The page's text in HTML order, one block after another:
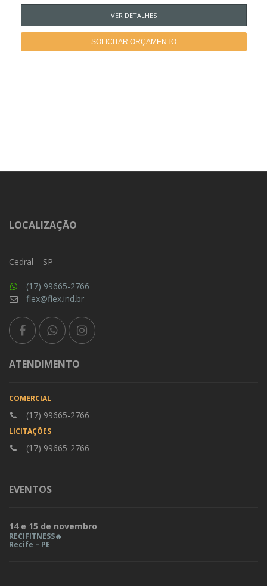
VER DETALHES
SOLICITAR ORÇAMENTO
LOCALIZAÇÃO
Cedral – SP
(17) 99665-2766
flex@flex.ind.br
ATENDIMENTO
COMERCIAL
(17) 99665-2766
LICITAÇÕES
(17) 99665-2766
EVENTOS
14 e 15 de novembro
RECIFITNESS🔥
Recife – PE